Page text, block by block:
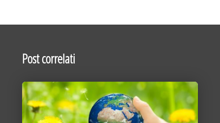
Post correlati